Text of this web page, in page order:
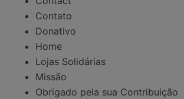
Contato
Donativo
Home
Lojas Solidárias
Missão
Obrigado pela sua Contribuição